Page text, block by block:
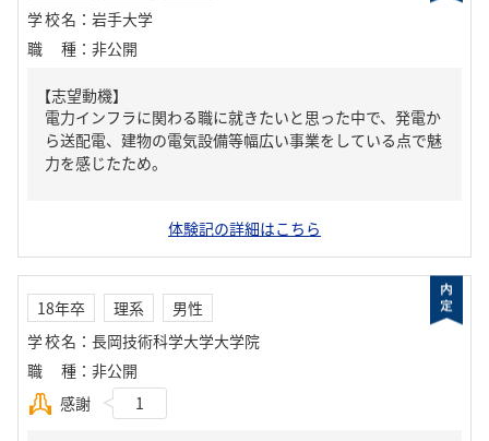
学校名 ： 岩手大学
職種 ： 非公開
【志望動機】
電力インフラに関わる職に就きたいと思った中で、発電か
ら送配電、建物の電気設備等幅広い事業をしている点で魅
力を感じたため。
体験記の詳細はこちら
18年卒 理系
男性
学校名 ： 長岡技術科学大学大学院
職種 ： 非公開
感謝
1